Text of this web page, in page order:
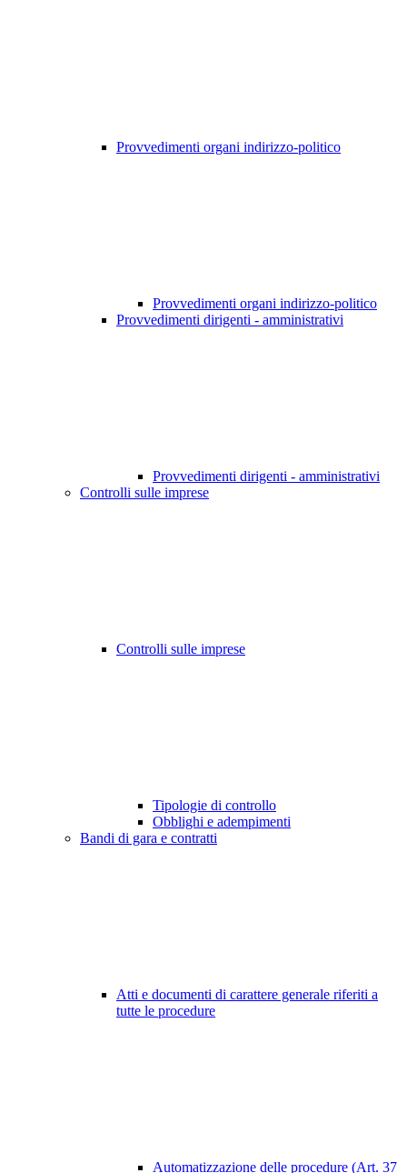
Provvedimenti organi indirizzo-politico
Provvedimenti organi indirizzo-politico
Provvedimenti dirigenti - amministrativi
Provvedimenti dirigenti - amministrativi
Controlli sulle imprese
Controlli sulle imprese
Tipologie di controllo
Obblighi e adempimenti
Bandi di gara e contratti
Atti e documenti di carattere generale riferiti a
tutte le procedure
Automatizzazione delle procedure (Art. 37